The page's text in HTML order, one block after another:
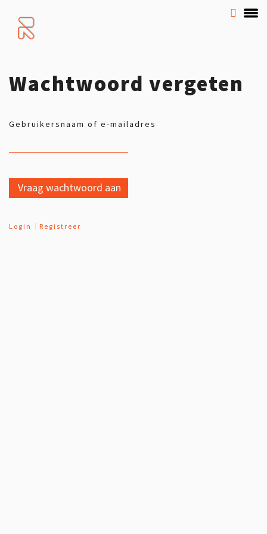
Wachtwoord vergeten
Gebruikersnaam of e-mailadres
Login Registreer